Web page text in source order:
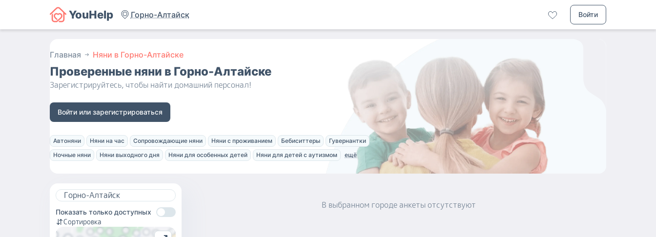
YouHelp Горно-Алтайск Войти
Главная Няни в Горно-Алтайске
Проверенные няни в Горно-Алтайске
Зарегистрируйтесь, чтобы найти домашний персонал!
Войти или зарегистрироваться
Автоняни Няни на час Сопровождающие няни Няни с проживанием Бебиситтеры
Гувернантки
Ночные няни
Няни выходного дня Няни для особенных детей Няни для детей с аутизмом ещё
Показать только доступных
Сортировка
В выбранном городе анкеты отсутствуют